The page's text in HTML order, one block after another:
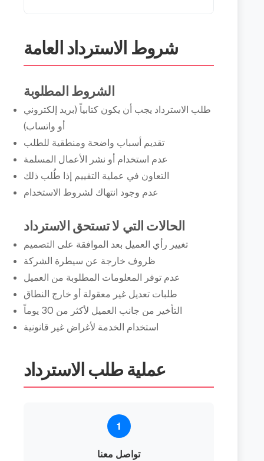
شروط الاسترداد العامة
الشروط المطلوبة
طلب الاسترداد يجب أن يكون كتابياً (بريد إلكتروني
أو واتساب)
تقديم أسباب واضحة ومنطقية للطلب
عدم استخدام أو نشر الأعمال المسلمة
التعاون في عملية التقييم إذا طُلب ذلك
عدم وجود انتهاك لشروط الاستخدام
الحالات التي لا تستحق الاسترداد
تغيير رأي العميل بعد الموافقة على التصميم
ظروف خارجة عن سيطرة الشركة
عدم توفر المعلومات المطلوبة من العميل
طلبات تعديل غير معقولة أو خارج النطاق
التأخير من جانب العميل لأكثر من 30 يوماً
استخدام الخدمة لأغراض غير قانونية
عملية طلب الاسترداد
1
تواصل معنا